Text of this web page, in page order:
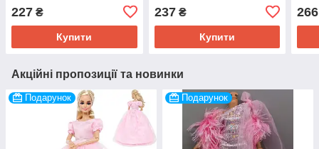
227 ₴
Купити
237₴
Купити
266
Акційні пропозиції та новинки
Подарунок Подарунок